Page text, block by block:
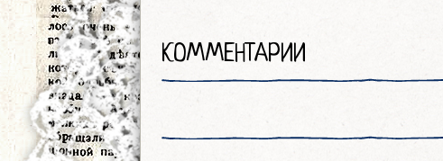
КОММЕНТАРИИ